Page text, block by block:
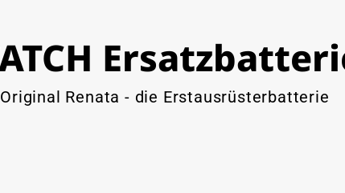
Original Renata - die Erstausrüsterbatterie